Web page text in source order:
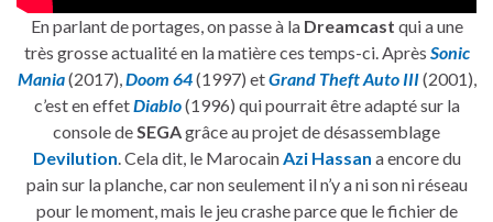
En parlant de portages, on passe à la Dreamcast qui a une
très grosse actualité en la matière ces temps-ci. Après Sonic
Mania(2017),Doom 64(1997) etGrand Theft Auto III(2001),
c’est en effetDiablo(1996) qui pourrait être adapté sur la
console deSEGAgrâce au projet de désassemblage
Devilution. Cela dit, le MarocainAzi Hassan a encore du
pain sur la planche, car non seulement il n’y a ni son ni réseau
pour le moment, mais le jeu crashe parce que le fichier de